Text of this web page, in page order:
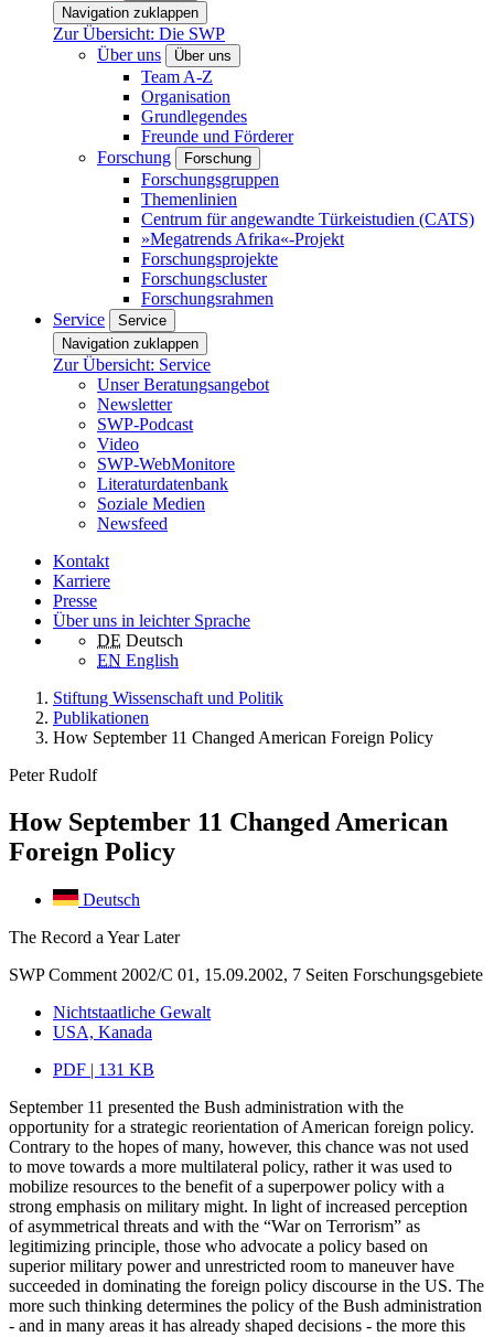
Navigation zuklappen
Zur Übersicht: Die SWP
Über uns
Über uns
Team A-Z
Organisation
Grundlegendes
Freunde und Förderer
Forschung
Forschung
Forschungsgruppen
Themenlinien
Centrum für angewandte Türkeistudien (CATS)
»Megatrends Afrika«-Projekt
Forschungsprojekte
Forschungscluster
Forschungsrahmen
Service
Service
Navigation zuklappen
Zur Übersicht: Service
Unser Beratungsangebot
Newsletter
SWP-Podcast
Video
SWP-WebMonitore
Literaturdatenbank
Soziale Medien
Newsfeed
Kontakt
Karriere
Presse
Über uns in leichter Sprache
DE Deutsch
EN English
Stiftung Wissenschaft und Politik
Publikationen
How September 11 Changed American Foreign Policy
Peter Rudolf
How September 11 Changed American
Foreign Policy
Deutsch
The Record a Year Later
SWP Comment 2002/C 01, 15.09.2002, 7 Seiten Forschungsgebiete
Nichtstaatliche Gewalt
USA, Kanada
PDF | 131 KB
September 11 presented the Bush administration with the
opportunity for a strategic reorientation of American foreign policy.
Contrary to the hopes of many, however, this chance was not used
to move towards a more multilateral policy, rather it was used to
mobilize resources to the benefit of a superpower policy with a
strong emphasis on military might. In light of increased perception
of asymmetrical threats and with the “War on Terrorism” as
legitimizing principle, those who advocate a policy based on
superior military power and unrestricted room to maneuver have
succeeded in dominating the foreign policy discourse in the US. The
more such thinking determines the policy of the Bush administration
- and in many areas it has already shaped decisions - the more this